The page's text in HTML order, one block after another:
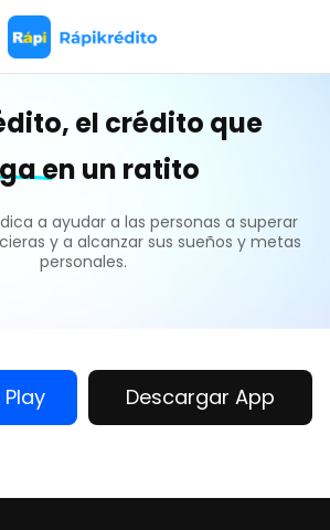
nosotros
ayuda
de cuenta
el crédito que
en un ratito
a ayudar a las personas a superar
y a alcanzar sus sueños y metas
personales.
Descargar App